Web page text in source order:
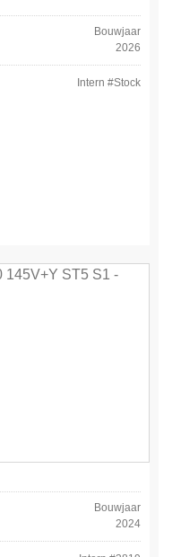
Bouwjaar
2026
Intern #Stock
Bouwjaar
2024